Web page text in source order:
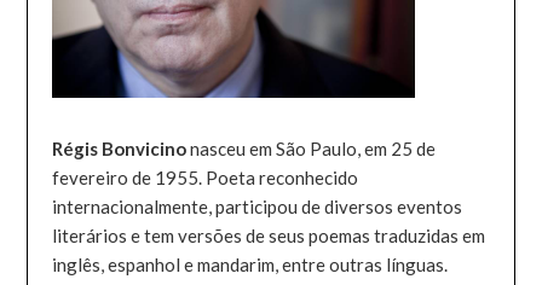
Régis Bonvicinonasceu em São Paulo, em 25 de
fevereiro de 1955. Poeta reconhecido
internacionalmente, participou de diversos eventos
literários e tem versões de seus poemas traduzidas em
inglês, espanhol e mandarim, entre outras línguas.